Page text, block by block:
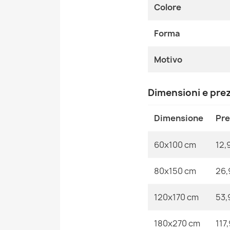
Colore
Forma
Motivo
Dimensioni e
Dimensione
60x100 cm
80x150 cm
120x170 cm
180x270 cm